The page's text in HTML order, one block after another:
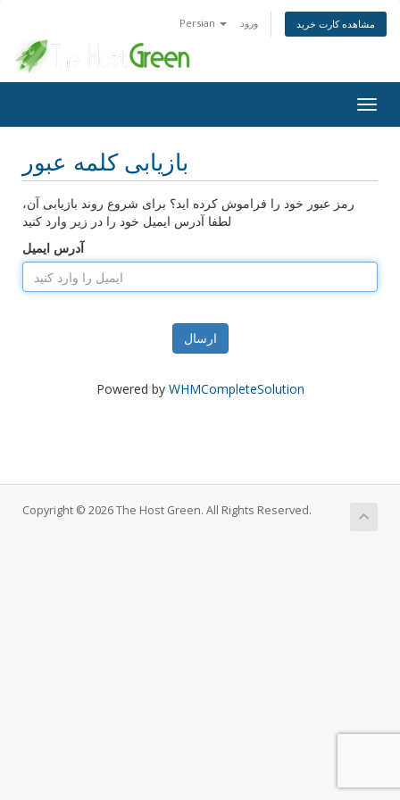
Persian ورود مشاهده کارت خرید
بازیابی کلمه عبور
رمز عبور خود را فراموش کرده اید؟ برای شروع روند بازیابی آن،
لطفا آدرس ایمیل خود را در زیر وارد کنید
آدرس ایمیل
ارسال
Powered by WHMCompleteSolution
Copyright © 2026 The Host Green. All Rights Reserved.